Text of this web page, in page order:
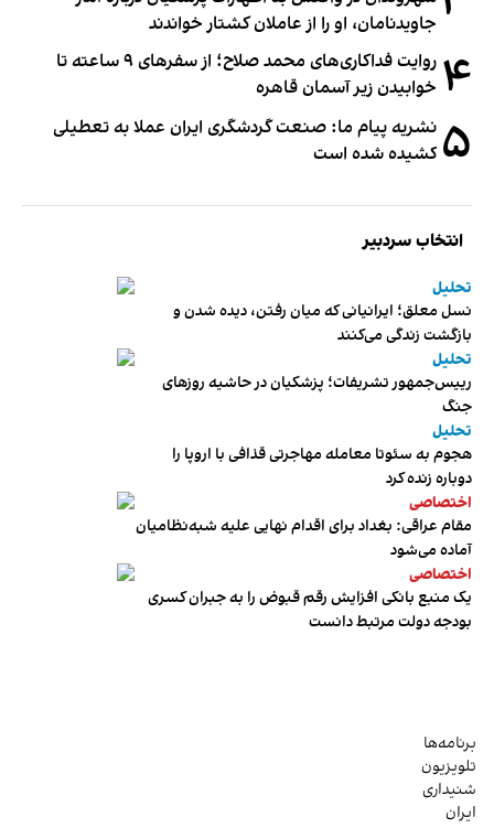
جاویدنامان، او را از عاملان کشتار خواندند
۴
روایت فداکاری‌های محمد صلاح؛ از سفرهای ۹ ساعته تا
خوابیدن زیر آسمان قاهره
۵ نشریه پیام ما: صنعت گردشگری ایران عملا به تعطیلی
کشیده شده است
انتخاب سردبیر
تحلیل
نسل معلق؛ ایرانیانی که میان رفتن، دیده شدن و
بازگشت زندگی می‌کنند
تحلیل
رییس‌جمهور تشریفات؛ پزشکیان در حاشیه روزهای
جنگ
تحلیل
هجوم به سئوتا معامله مهاجرتی قذافی با اروپا را
دوباره زنده کرد
اختصاصی
مقام عراقی: بغداد برای اقدام نهایی علیه شبه‌نظامیان
آماده می‌شود
اختصاصی
یک منبع بانکی افزایش رقم قبوض را به جبران کسری
بودجه دولت مرتبط دانست
برنامه‌ها
تلویزیون
شنیداری
ایران